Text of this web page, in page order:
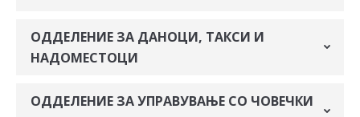
ОДДЕЛЕНИЕ ЗА ДАНОЦИ, ТАКСИ И
НАДОМЕСТОЦИ
ОДДЕЛЕНИЕ ЗА УПРАВУВАЊЕ СО ЧОВЕЧКИ